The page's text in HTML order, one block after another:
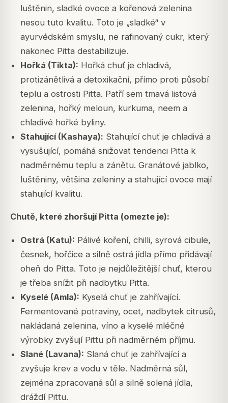
luštěnin, sladké ovoce a kořenová zelenina
nesou tuto kvalitu. Toto je „sladké“ v
ayurvédském smyslu, ne rafinovaný cukr, který
nakonec Pitta destabilizuje.
Hořká (Tikta): Hořká chuť je chladivá,
protizánětlivá a detoxikační, přímo proti působí
teplu a ostrosti Pitta. Patří sem tmavá listová
zelenina, hořký meloun, kurkuma, neem a
chladivé hořké byliny.
Stahující (Kashaya): Stahující chuť je chladivá a
vysušující, pomáhá snižovat tendenci Pitta k
nadměrnému teplu a zánětu. Granátové jablko,
luštěniny, většina zeleniny a stahující ovoce mají
stahující kvalitu.
Chutě, které zhoršují Pitta (omezte je):
Ostrá (Katu): Pálivé koření, chilli, syrová cibule,
česnek, hořčice a silně ostrá jídla přímo přidávají
oheň do Pitta. Toto je nejdůležitější chuť, kterou
je třeba snížit při nadbytku Pitta.
Kyselé (Amla): Kyselá chuť je zahřívající.
Fermentované potraviny, ocet, nadbytek citrusů,
nakládaná zelenina, víno a kyselé mléčné
výrobky zvyšují Pittu při nadměrném příjmu.
Slané (Lavana): Slaná chuť je zahřívající a
zvyšuje krev a vodu v těle. Nadměrná sůl,
zejména zpracovaná sůl a silně solená jídla,
dráždí Pittu.